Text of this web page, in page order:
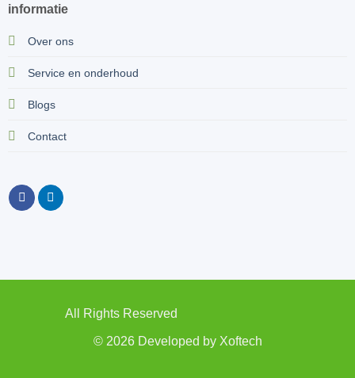
informatie
Over ons
Service en onderhoud
Blogs
Contact
© 2026 Developed by Xoftech
All Rights Reserved